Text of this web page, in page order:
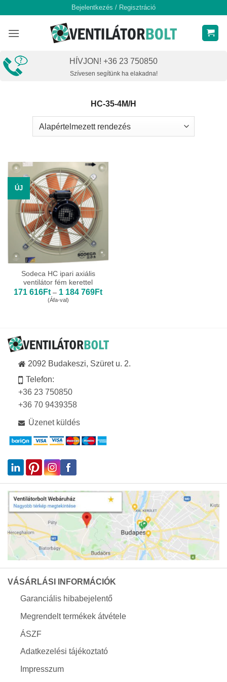
content
Bejelentkezés / Regisztráció
HÍVJON! +36 23 750850
Szívesen segítünk ha elakadna!
HC-35-4M/H
ÚJ
Sodeca HC ipari axiális
ventilátor fém kerettel
171 616Ft – 1 184 769FtÁrtartomány:
(Áfa-val)
2092 Budakeszi, Szüret u. 2.
Telefon:
+36 23 750850
+36 70 9439358
Üzenet küldés
VÁSÁRLÁSI INFORMÁCIÓK
Garanciális hibabejelentő
Megrendelt termékek átvétele
ÁSZF
Adatkezelési tájékoztató
Impresszum